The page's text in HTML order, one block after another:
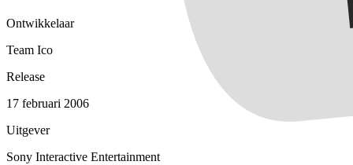
Ontwikkelaar
Team Ico
Release
17 februari 2006
Uitgever
Sony Interactive Entertainment